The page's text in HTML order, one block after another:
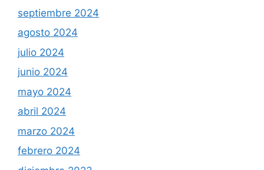
septiembre 2024
agosto 2024
julio 2024
junio 2024
mayo 2024
abril 2024
marzo 2024
febrero 2024